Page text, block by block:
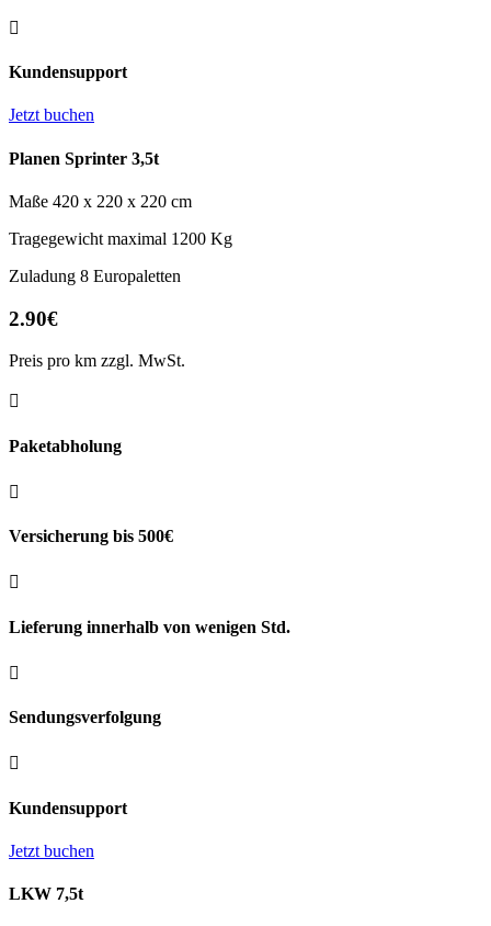

Kundensupport
Jetzt buchen
Planen Sprinter 3,5t
Maße 420 x 220 x 220 cm
Tragegewicht maximal 1200 Kg
Zuladung 8 Europaletten
2.90€
Preis pro km zzgl. MwSt.

Paketabholung

Versicherung bis 500€

Lieferung innerhalb von wenigen Std.

Sendungsverfolgung

Kundensupport
Jetzt buchen
LKW 7,5t